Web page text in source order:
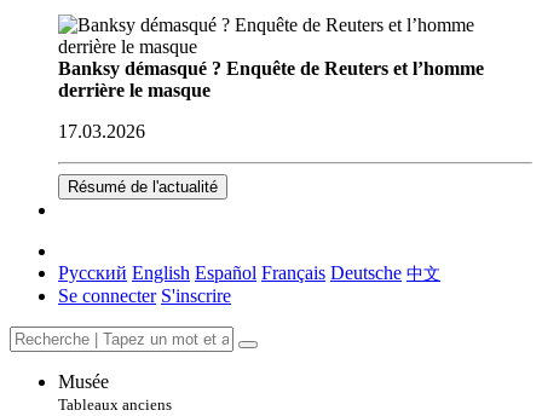
Banksy démasqué ? Enquête de Reuters et l’homme
derrière le masque
17.03.2026
Résumé de l'actualité
Русский English Español Français Deutsche 中文
Se connecter S'inscrire
Musée
Tableaux anciens